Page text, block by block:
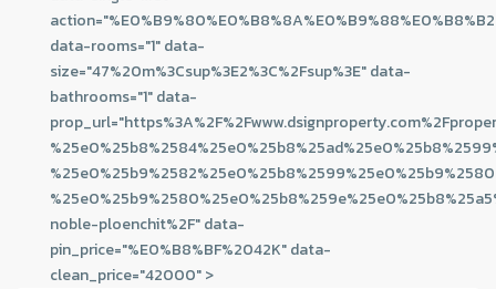
data-rooms="1" data-
size="47%20m%3Csup%3E2%3C%2Fsup%3E" data-
bathrooms="1" data-
noble-ploenchit%2F" data-
pin_price="%E0%B8%BF%2042K" data-
clean_price="42000" >